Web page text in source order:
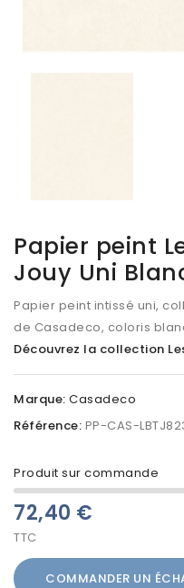
Papier peint
Jouy Uni
Papier peint intissé uni,
de Casadeco, coloris
Découvrez la collection
Marque: Casadeco
Référence: PP-CAS-
Produit sur commande
72,40 €
TTC
COMMANDER UN